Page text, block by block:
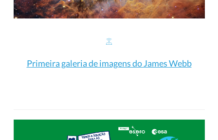
Primeira galeria de imagens do James Webb